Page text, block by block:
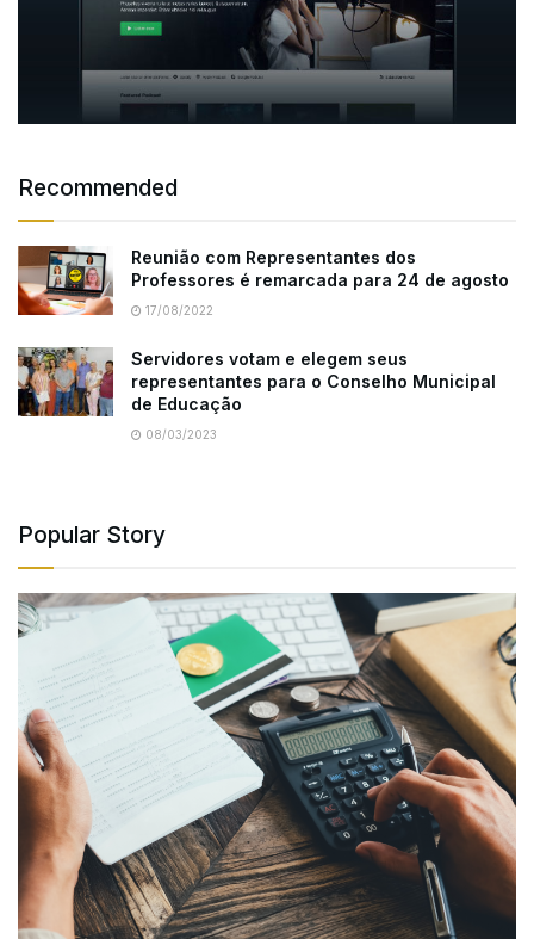
Recommended
Reunião com Representantes dos
Professores é remarcada para 24 de agosto
17/08/2022
Servidores votam e elegem seus
representantes para o Conselho Municipal
de Educação
08/03/2023
Popular Story